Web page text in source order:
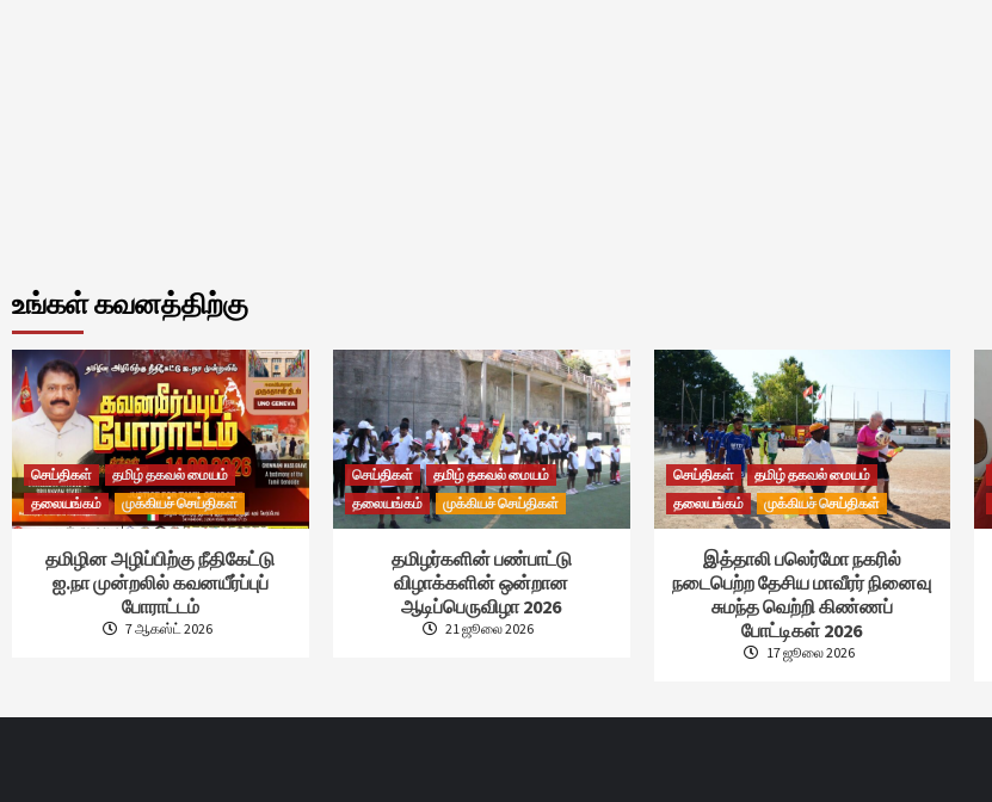
உங்கள் கவனத்திற்கு
செய்திகள்
தமிழ் தகவல் மையம்
தலையங்கம்
முக்கியச் செய்திகள்
தமிழின அழிப்பிற்கு நீதிகேட்டு
ஐ.நா முன்றலில் கவனயீர்ப்புப்
போராட்டம்
7 ஆகஸ்ட் 2026
செய்திகள்
தமிழ் தகவல் மையம்
தலையங்கம்
முக்கியச் செய்திகள்
தமிழர்களின் பண்பாட்டு
விழாக்களின் ஒன்றான
ஆடிப்பெருவிழா 2026
21 ஜூலை 2026
செய்திகள்
தமிழ் தகவல் மையம்
தலையங்கம்
முக்கியச் செய்திகள்
இத்தாலி பலெர்மோ நகரில்
நடைபெற்ற தேசிய மாவீரர் நினைவு
சுமந்த வெற்றி கிண்ணப்
போட்டிகள் 2026
17 ஜூலை 2026